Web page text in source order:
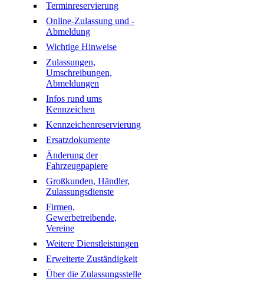
Terminreservierung
Online-Zulassung und -
Abmeldung
Wichtige Hinweise
Zulassungen,
Umschreibungen,
Abmeldungen
Infos rund ums
Kennzeichen
Kennzeichenreservierung
Ersatzdokumente
Änderung der
Fahrzeugpapiere
Großkunden, Händler,
Zulassungsdienste
Firmen,
Gewerbetreibende,
Vereine
Weitere Dienstleistungen
Erweiterte Zuständigkeit
Über die Zulassungsstelle